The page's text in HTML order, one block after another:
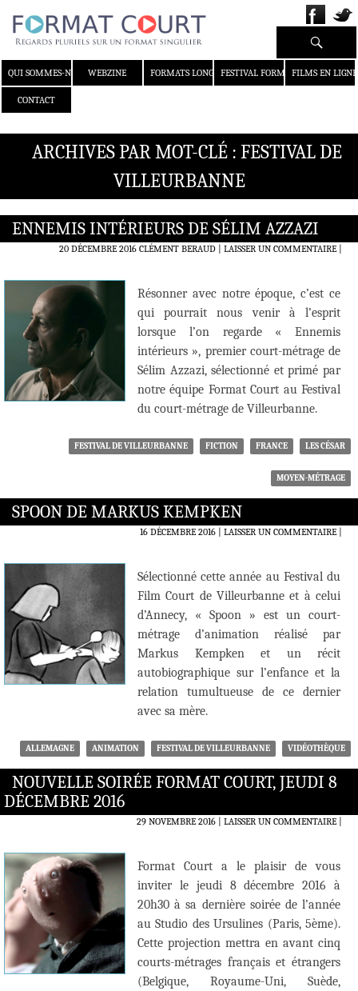
QUI SOMMES-NOUS ?WEBZINE FORMATS LONGS FESTIVAL FORMAT COURT
FILMS EN LIGNE
CONTACT
Recherche
ARCHIVES PAR MOT-CLÉ : FESTIVAL DE
VILLEURBANNE
ENNEMIS INTÉRIEURS DE SÉLIM AZZAZI
20 DÉCEMBRE 2016 CLÉMENT BERAUD LAISSER UN COMMENTAIRE|
Résonner avec notre époque, c’est ce
qui pourrait nous venir à l’esprit
lorsque l’on regarde « Ennemis
intérieurs », premier court-métrage de
Sélim Azzazi, sélectionné et primé par
notre équipe Format Court au Festival
du court-métrage de Villeurbanne.
FESTIVAL DE VILLEURBANNE FICTION FRANCE LES CÉSAR
MOYEN-MÉTRAGE
SPOON DE MARKUS KEMPKEN
16 DÉCEMBRE 2016 LAISSER UN COMMENTAIRE|
Sélectionné cette année au Festival du
Film Court de Villeurbanne et à celui
d’Annecy, « Spoon » est un court-
métrage d’animation réalisé par
Markus Kempken et un récit
autobiographique sur l’enfance et la
relation tumultueuse de ce dernier
avec sa mère.
ALLEMAGNE ANIMATION FESTIVAL DE VILLEURBANNE VIDÉOTHÈQUE
NOUVELLE SOIRÉE FORMAT COURT, JEUDI 8
DÉCEMBRE 2016
29 NOVEMBRE 2016 LAISSER UN COMMENTAIRE|
Format Court a le plaisir de vous
inviter le jeudi 8 décembre 2016 à
20h30 à sa dernière soirée de l’année
au Studio des Ursulines (Paris, 5ème).
Cette projection mettra en avant cinq
courts-métrages français et étrangers
(Belgique, Royaume-Uni, Suède,